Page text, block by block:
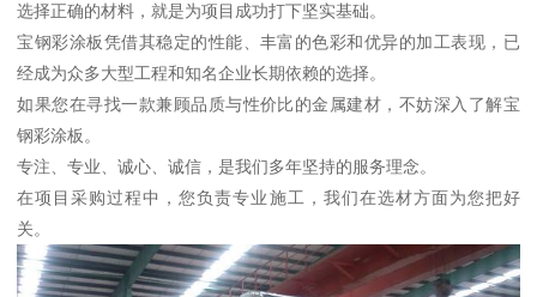
选择正确的材料，就是为项目成功打下坚实基础。
宝钢彩涂板凭借其稳定的性能、丰富的色彩和优异的加工表现，已
经成为众多大型工程和知名企业长期依赖的选择。
如果您在寻找一款兼顾品质与性价比的金属建材，不妨深入了解宝
钢彩涂板。
专注、专业、诚心、诚信，是我们多年坚持的服务理念。
在项目采购过程中，您负责专业施工，我们在选材方面为您把好
关。